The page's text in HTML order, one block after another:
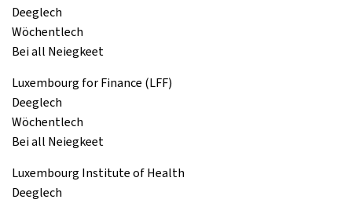
Deeglech
Wöchentlech
Bei all Neiegkeet
Luxembourg for Finance (LFF)
Deeglech
Wöchentlech
Bei all Neiegkeet
Luxembourg Institute of Health
Deeglech